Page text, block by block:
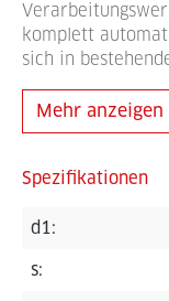
komplett
sich in
Mehr anzeigen
Spezifikationen
d1:
s: